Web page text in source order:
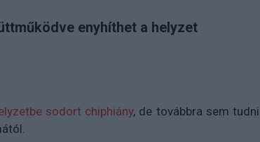
enyhíthet a helyzet
sodort chiphiány, de továbbra sem tudni